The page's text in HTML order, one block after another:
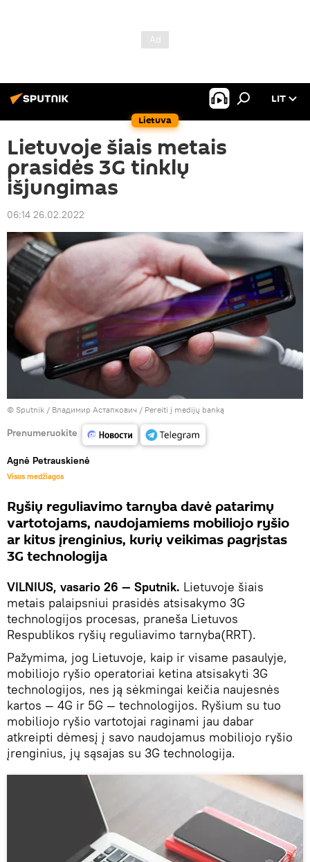
Lietuva
LIT
Lietuvoje šiais metais
prasidės 3G tinklų
išjungimas
06:14 26.02.2022
© Sputnik / Владимир Астапкович / Pereiti į medijų banką
Prenumeruokite
Agnė Petrauskienė
Visos medžiagos
Ryšių reguliavimo tarnyba davė patarimų
vartotojams, naudojamiems mobiliojo ryšio
ar kitus įrenginius, kurių veikimas pagrįstas
3G technologija
VILNIUS, vasario 26 — Sputnik. Lietuvoje šiais
metais palaipsniui prasidės atsisakymo 3G
technologijos procesas, praneša Lietuvos
Respublikos ryšių reguliavimo tarnyba(RRT).
Pažymima, jog Lietuvoje, kaip ir visame pasaulyje,
mobiliojo ryšio operatoriai ketina atsisakyti 3G
technologijos, nes ją sėkmingai keičia naujesnės
kartos — 4G ir 5G — technologijos. Ryšium su tuo
mobiliojo ryšio vartotojai raginami jau dabar
atkreipti dėmesį į savo naudojamus mobiliojo ryšio
įrenginius, jų sąsajas su 3G technologija.